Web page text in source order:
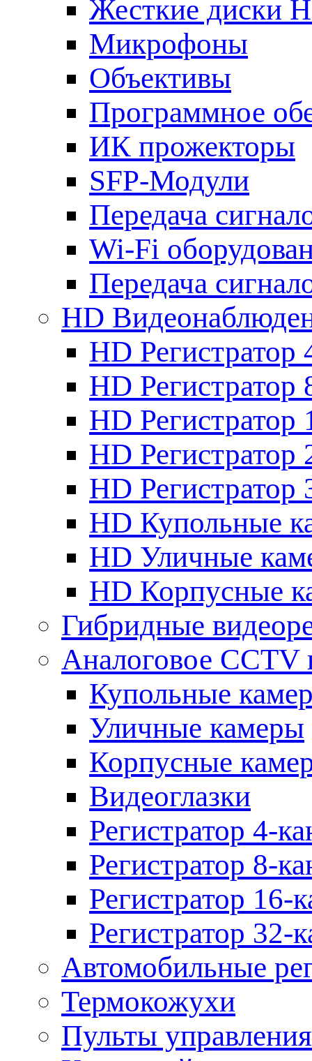
Жесткие диски
Микрофоны
Объективы
Программное
ИК прожекторы
SFP-Модули
Передача
Wi-Fi
Передача
HD
HD Регистратор
HD Регистратор
HD Регистратор
HD Регистратор
HD Регистратор
HD Купольные
HD Уличные
HD Корпусные
Гибридные
Аналоговое CCTV
Купольные
Уличные камеры
Корпусные
Видеоглазки
Регистратор 4-
Регистратор 8-
Регистратор 16-
Регистратор 32-
Автомобильные
Термокожухи
Пульты управления